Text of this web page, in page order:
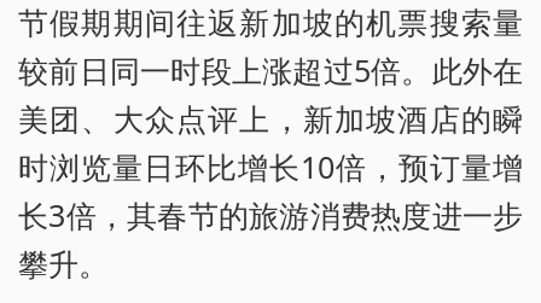
节假期期间往返新加坡的机票搜索量
较前日同一时段上涨超过5倍。此外在
美团、大众点评上，新加坡酒店的瞬
时浏览量日环比增长10倍，预订量增
长3倍，其春节的旅游消费热度进一步
攀升。